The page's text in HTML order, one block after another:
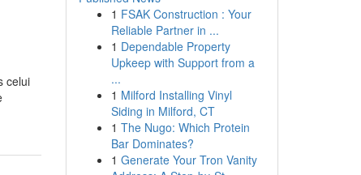
celui
1 FSAK Construction : Your
Reliable Partner in ...
1 Dependable Property
Upkeep with Support from a
...
1 Milford Installing Vinyl
Siding in Milford, CT
1 The Nugo: Which Protein
Bar Dominates?
1 Generate Your Tron Vanity